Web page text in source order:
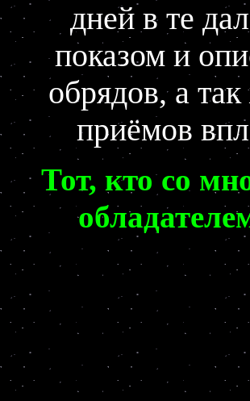
дней в те
показом и
обрядов, а
приёмов
Тот, кто со